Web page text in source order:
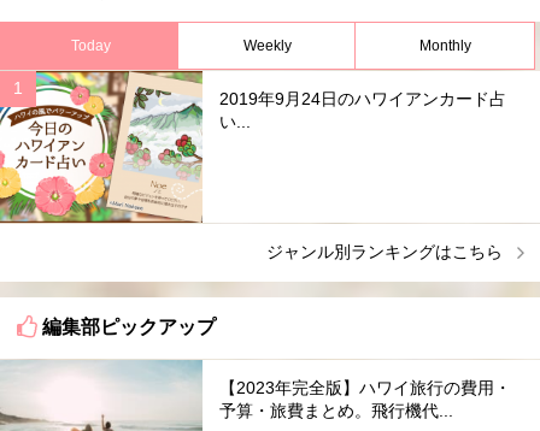
Today Weekly Monthly
2019年9月24日のハワイアンカード占
い...
ジャンル別ランキングはこちら
編集部ピックアップ
【2023年完全版】ハワイ旅行の費用・
予算・旅費まとめ。飛行機代...